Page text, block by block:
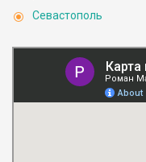
Севастополь